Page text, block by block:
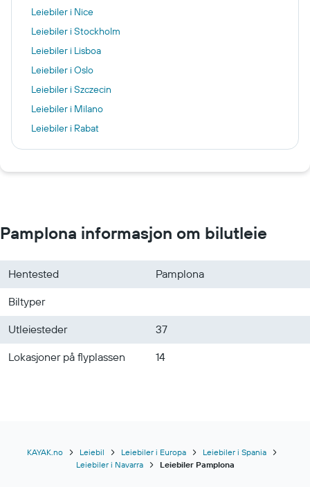
Leiebiler i Nice
Leiebiler i Stockholm
Leiebiler i Lisboa
Leiebiler i Oslo
Leiebiler i Szczecin
Leiebiler i Milano
Leiebiler i Rabat
Leiebiler i Evenes
Pamplona informasjon om bilutleie
Hentested
Pamplona
Biltyper
Utleiesteder
37
Lokasjoner på flyplassen
14
KAYAK.no Leiebil Leiebiler i Europa
Leiebiler i Spania
Leiebiler i Navarra
Leiebiler Pamplona